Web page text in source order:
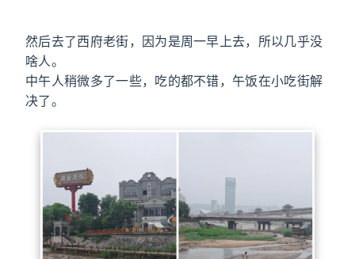
然后去了西府老街，因为是周一早上去，所以几乎没
啥人。
中午人稍微多了一些，吃的都不错，午饭在小吃街解
决了。